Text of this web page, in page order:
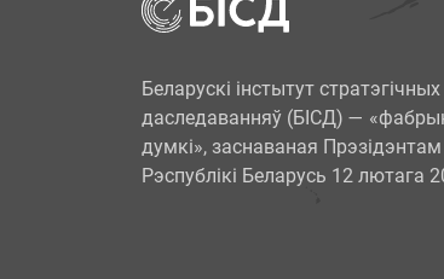
Беларускі інстытут стратэгічных
даследаванняў (БІСД) —
думкі», заснаваная Прэзідэнтам
Рэспублікі Беларусь 12 лютага